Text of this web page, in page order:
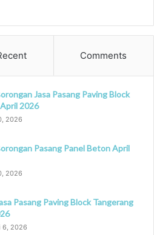
Comments
Jasa Pasang Paving Block
2026
2026
Pasang Panel Beton April
2026
Pasang Paving Block Tangerang
6, 2026